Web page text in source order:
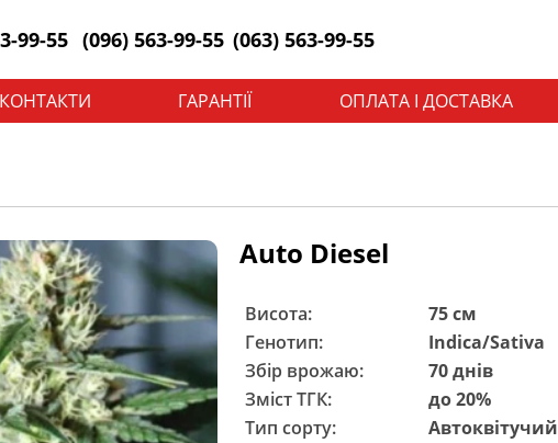
99-55 (096) 563-99-55 (063) 563-99-55
ГАРАНТІЇ ОПЛАТА І ДОСТАВКА
Auto Diesel
Висота:
75 см
Генотип:
Indica/Sativa
Збір врожаю:
70 днів
Зміст ТГК:
до 20%
Тип сорту:
Автоквітучий